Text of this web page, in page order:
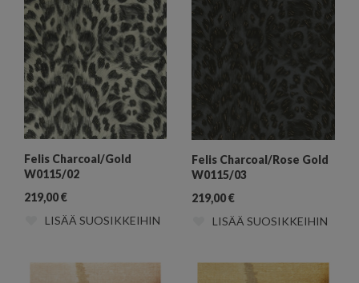
Felis Charcoal/Gold
W0115/02
219,00€
LISÄÄ SUOSIKKEIHIN
Felis Charcoal/Rose Gold
W0115/03
219,00€
LISÄÄ SUOSIKKEIHIN